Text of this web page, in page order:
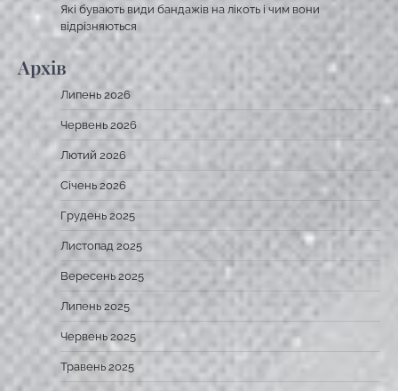
Які бувають види бандажів на лікоть і чим вони
відрізняються
Архів
Липень 2026
Червень 2026
Лютий 2026
Січень 2026
Грудень 2025
Листопад 2025
Вересень 2025
Липень 2025
Червень 2025
Травень 2025